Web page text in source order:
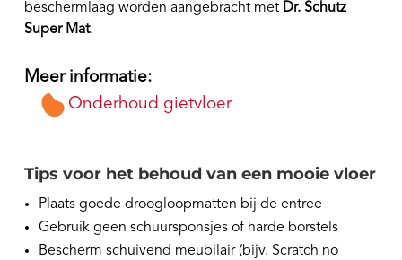
beschermlaag worden aangebracht met Dr. Schutz
Super Mat.
Meer informatie:
Onderhoud gietvloer
Tips voor het behoud van een mooie vloer
Plaats goede droogloopmatten bij de entree
Gebruik geen schuursponsjes of harde borstels
Bescherm schuivend meubilair (bijv. Scratch no